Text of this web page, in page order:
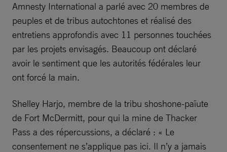
Amnesty International a parlé avec 20 membres de
peuples et de tribus autochtones et réalisé des
entretiens approfondis avec 11 personnes touchées
par les projets envisagés. Beaucoup ont déclaré
avoir le sentiment que les autorités fédérales leur
ont forcé la main.
Shelley Harjo, membre de la tribu shoshone-païute
de Fort McDermitt, pour qui la mine de Thacker
Pass a des répercussions, a déclaré : « Le
consentement ne s’applique pas ici. Il n’y a jamais